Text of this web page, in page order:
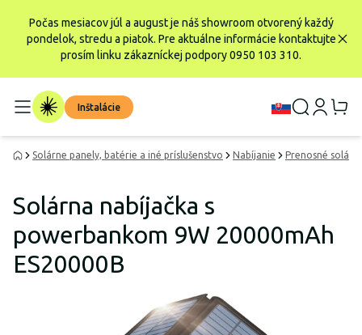
Počas mesiacov júl a august je náš showroom otvorený každý
pondelok, stredu a piatok. Pre aktuálne informácie kontaktujte
prosím linku zákazníckej podpory 0950 103 310.
Inštalácie
Solárne panely, batérie a iné príslušenstvo Nabíjanie Prenosné
Solárna nabíjačka s
powerbankom 9W 20000mAh
ES20000B